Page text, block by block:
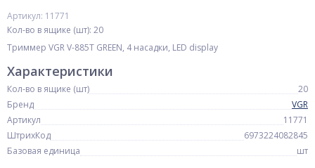
Артикул: 11771
Кол-во в ящике (шт): 20
Триммер VGR V-885T GREEN, 4 насадки, LED display
Характеристики
Кол-во в ящике (шт)
20
Бренд
VGR
Артикул
11771
ШтрихКод
6973224082845
Базовая единица
шт